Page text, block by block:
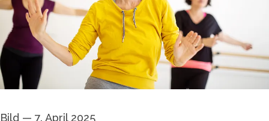
Bild — 7. April 2025